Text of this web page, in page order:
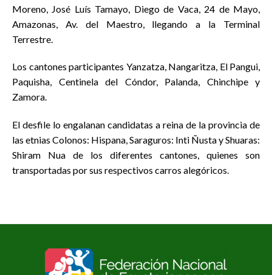
Moreno, José Luís Tamayo, Diego de Vaca, 24 de Mayo,
Amazonas, Av. del Maestro, llegando a la Terminal
Terrestre.
Los cantones participantes Yanzatza, Nangaritza, El Pangui,
Paquisha, Centinela del Cóndor, Palanda, Chinchipe y
Zamora.
El desfile lo engalanan candidatas a reina de la provincia de
las etnias Colonos: Hispana, Saraguros: Inti Ñusta y Shuaras:
Shiram Nua de los diferentes cantones, quienes son
transportadas por sus respectivos carros alegóricos.